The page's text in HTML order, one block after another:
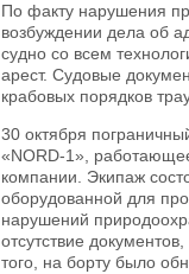
По факту нарушения
возбуждении дела об
судно со всем
арест. Судовые
крабовых порядков
30 октября
«NORD-1»,
компании. Экипаж
оборудованной для
нарушений
отсутствие
того, на борту было